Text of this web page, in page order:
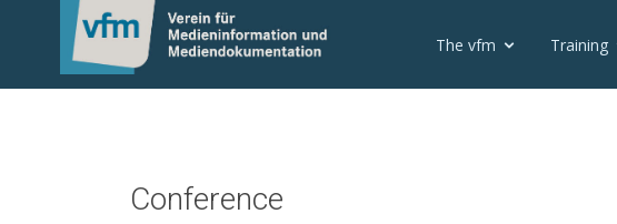
The vfm Training
Conference